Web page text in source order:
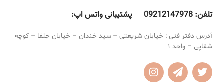
تلفن: 09212147978 پشتیبانی واتس اپ:
آدرس دفتر فنی : خیابان شریعتی – سید خندان – خیابان جلفا – کوچه
شفاپی – واحد 1